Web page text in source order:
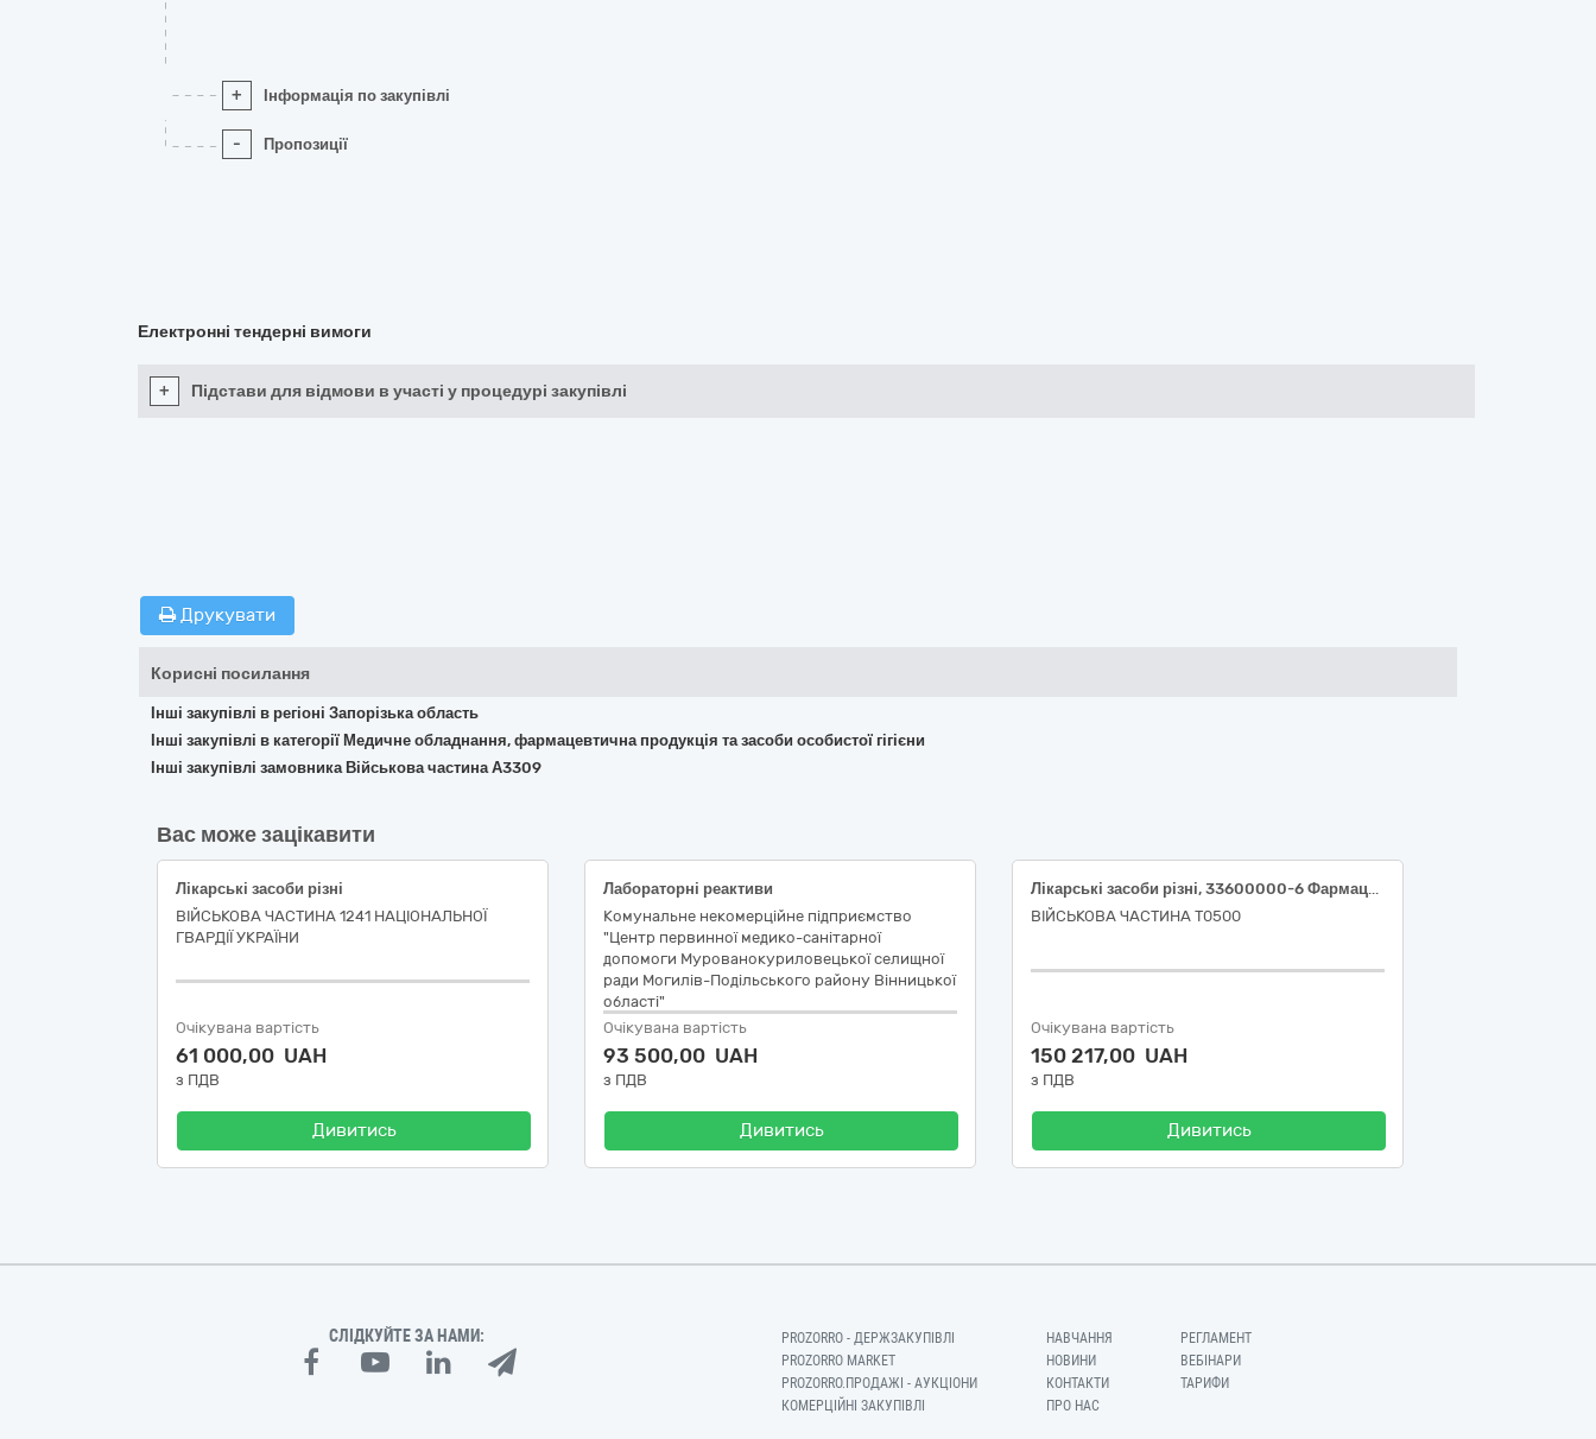
+ Інформація по закупівлі
- Пропозиції
Електронні тендерні вимоги
+ Підстави для відмови в участі у процедурі закупівлі
Друкувати
Корисні посилання
Інші закупівлі в регіоні Запорізька область
Інші закупівлі в категорії Медичне обладнання, фармацевтична продукція та засоби особистої гігієни
Інші закупівлі замовника Військова частина А3309
Вас може зацікавити
Лікарські засоби різні
ВІЙСЬКОВА ЧАСТИНА 1241 НАЦІОНАЛЬНОЇ
ГВАРДІЇ УКРАЇНИ
Очікувана вартість
61 000,00 UAH
з ПДВ
Дивитись
Лабораторні реактиви
Комунальне некомерційне підприємство
"Центр первинної медико-санітарної
допомоги Мурованокуриловецької селищної
ради Могилів-Подільського району Вінницької
області"
Очікувана вартість
93 500,00 UAH
з ПДВ
Дивитись
Лікарські засоби різні, 33600000-6 Фармацевтична продукція за ДК 021:2015
ВІЙСЬКОВА ЧАСТИНА Т0500
Очікувана вартість
150 217,00 UAH
з ПДВ
Дивитись
СЛІДКУЙТЕ ЗА НАМИ:
PROZORRO - ДЕРЖЗАКУПІВЛІ
PROZORRO MARKET
PROZORRO.ПРОДАЖІ - АУКЦІОНИ
КОМЕРЦІЙНІ ЗАКУПІВЛІ
НАВЧАННЯ
НОВИНИ
КОНТАКТИ
ПРО НАС
РЕГЛАМЕНТ
ВЕБІНАРИ
ТАРИФИ